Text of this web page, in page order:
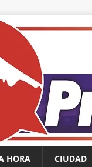
HORA CIUDAD